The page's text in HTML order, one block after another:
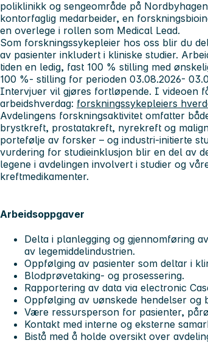
poliklinikk og sengeområde på
kontorfaglig medarbeider, en
en overlege i rollen som Medical Lead.
Som forskningssykepleier hos oss blir du
av pasienter inkludert i kliniske studier.
tiden en ledig, fast 100 % stilling med
100 %- stilling for perioden 03.08.2026-
Intervjuer vil gjøres fortløpende. I videoen
arbeidshverdag: forskningssykepleiers
Avdelingens forskningsaktivitet omfatter
brystkreft, prostatakreft, nyrekreft og
portefølje av forsker – og industri-initierte
vurdering for studieinklusjon blir en del av
legene i avdelingen involvert i studier og
kreftmedikamenter.
Arbeidsoppgaver
Delta i planlegging og gjennomføring
av legemiddelindustrien.
Oppfølging av pasienter som deltar i
Blodprøvetaking- og prosessering.
Rapportering av data via electronic
Oppfølging av uønskede hendelser og
Være ressursperson for pasienter,
Kontakt med interne og eksterne
Bistå med å holde oversikt over